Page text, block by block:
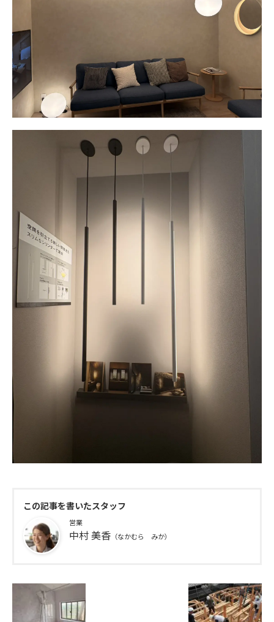
この記事を書いたスタッフ
営業
中村 美香 （なかむら みか）